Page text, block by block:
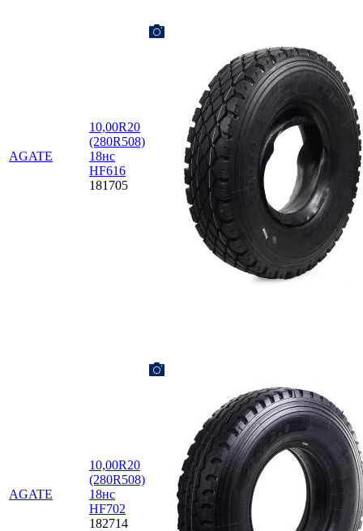
AGATE
10,00R20
(280R508)
18нс
HF616
181705
AGATE
10,00R20
(280R508)
18нс
HF702
182714